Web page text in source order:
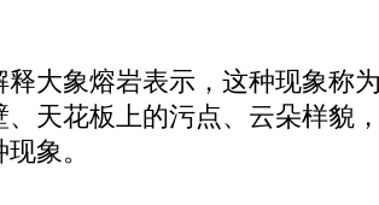
象熔岩表示，这种现象称为
、天花板上的污点、云朵样貌
象。